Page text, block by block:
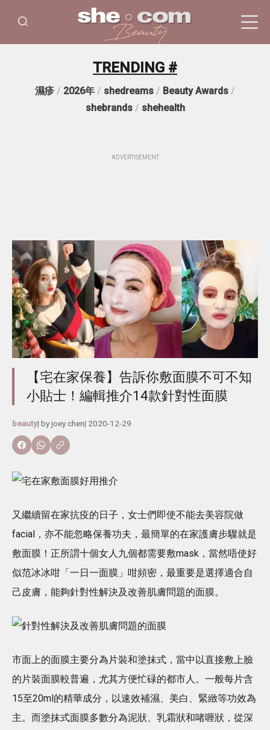
TRENDING #
濕疹 / 2026年 / shedreams / Beauty Awards /
shebrands/ shehealth
ADVERTISEMENT
【宅在家保養】告訴你敷面膜不可不知
小貼士！編輯推介14款針對性面膜
beauty| byjoey chen| 2020-12-29
又繼續留在家抗疫的日子，女士們即使不能去美容院做
facial，亦不能忽略保養功夫，最簡單的在家護膚步驟就是
敷面膜！正所謂十個女人九個都需要敷mask，當然唔使好
似范冰冰咁「一日一面膜」咁頻密，最重要是選擇適合自
己皮膚，能夠針對性解決及改善肌膚問題的面膜。
市面上的面膜主要分為片裝和塗抹式，當中以直接敷上臉
的片裝面膜較普遍，尤其方便忙碌的都市人。一般每片含
15至20ml的精華成分，以速效補濕、美白、緊緻等功效為
主。而塗抹式面膜多數分為泥狀、乳霜狀和啫喱狀，從深